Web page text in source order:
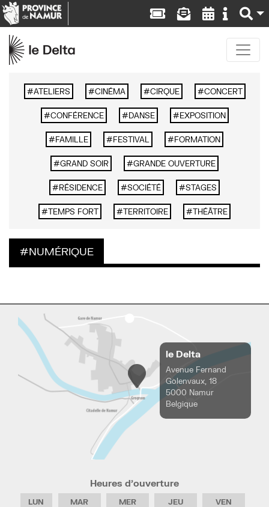
ATELIERS CINÉMA CIRQUE CONCERT
CONFÉRENCE DANSE EXPOSITION
FAMILLE FESTIVAL FORMATION
GRAND SOIR GRANDE OUVERTURE
RÉSIDENCE SOCIÉTÉ STAGES
TEMPS FORT TERRITOIRE THÉÂTRE
NUMÉRIQUE
le Delta
Avenue Fernand
Golenvaux, 18
5000 Namur
Belgique
Heures d’ouverture
LUN
MAR
MER
JEU
VEN